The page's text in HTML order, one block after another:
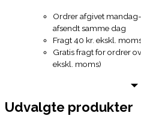
Ordrer afgivet
afsendt samme dag
Fragt 40 kr. ekskl.
Gratis fragt for ordrer
ekskl. moms)
Udvalgte produkter